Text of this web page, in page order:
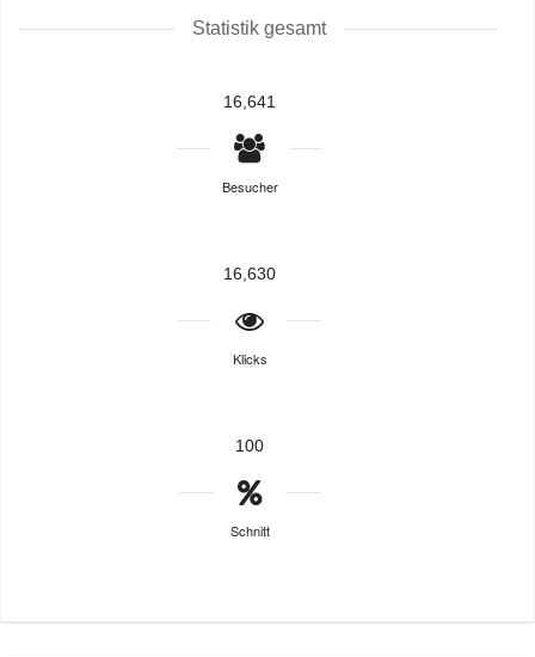
Statistik gesamt
16,641
Besucher
16,630
Klicks
100
Schnitt